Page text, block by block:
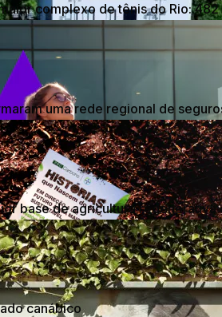
complexo de tênis do Rio:
uma rede regional de
base de agricultura regenerativa
canábico